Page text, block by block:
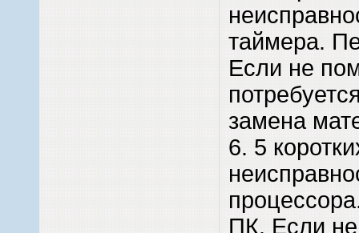
таймера.
Если не
замена
6. 5
ПК. Если не